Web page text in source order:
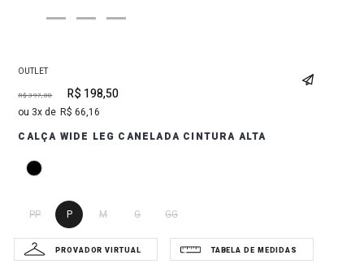
OUTLET
R$ 397,00 R$ 198,50
3 R$ 66,16
CALÇA WIDE LEG CANELADA CINTURA ALTA
PP P M G GG